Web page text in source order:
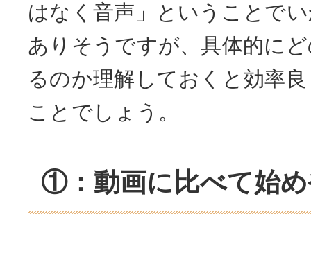
はなく音声」ということで
ありそうですが、具体的に
るのか理解しておくと効率
ことでしょう。
①：動画に比べて始